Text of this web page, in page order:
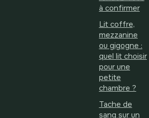
à confirmer
Lit coffre,
mezzanine
ou gigogne :
quel lit choisir
pour une
petite
chambre ?
Tache de
sang sur un